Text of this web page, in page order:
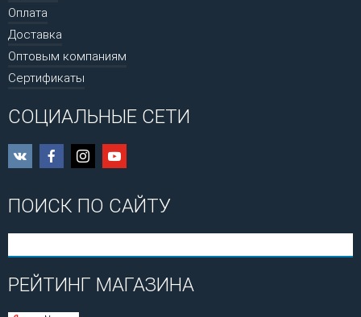
Оплата
Доставка
Оптовым компаниям
Сертификаты
СОЦИАЛЬНЫЕ СЕТИ
ПОИСК ПО САЙТУ
РЕЙТИНГ МАГАЗИНА